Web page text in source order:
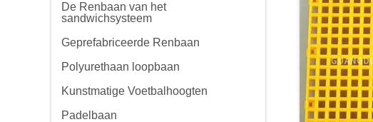
De Renbaan van het
sandwichsysteem
Geprefabriceerde Renbaan
Polyurethaan loopbaan
Kunstmatige Voetbalhoogten
Padelbaan